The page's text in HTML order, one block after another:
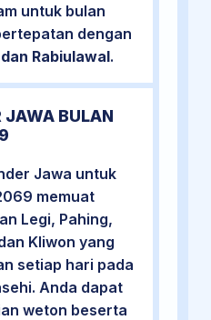
untuk bulan
dengan
Rabiulawal.
JAWA BULAN
Jawa untuk
memuat
Legi, Pahing,
Kliwon yang
setiap hari pada
Anda dapat
weton beserta